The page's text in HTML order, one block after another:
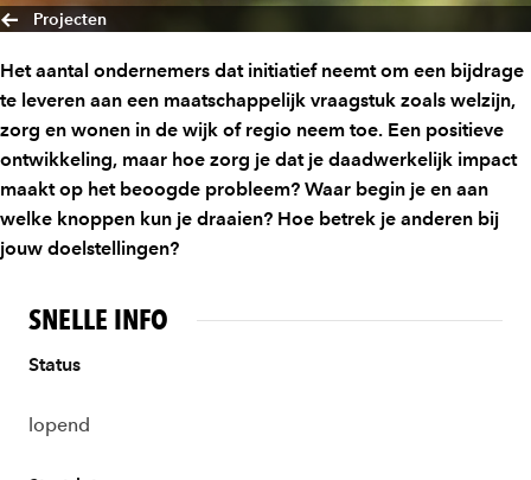
Projecten
Het aantal ondernemers dat initiatief neemt om een bijdrage
te leveren aan een maatschappelijk vraagstuk zoals welzijn,
zorg en wonen in de wijk of regio neem toe. Een positieve
ontwikkeling, maar hoe zorg je dat je daadwerkelijk impact
maakt op het beoogde probleem? Waar begin je en aan
welke knoppen kun je draaien? Hoe betrek je anderen bij
jouw doelstellingen?
SNELLE INFO
Status
lopend